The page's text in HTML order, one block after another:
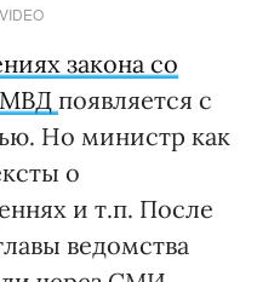
закона со
МВД появляется с
Но министр как
о
и т.п. После
ведомства